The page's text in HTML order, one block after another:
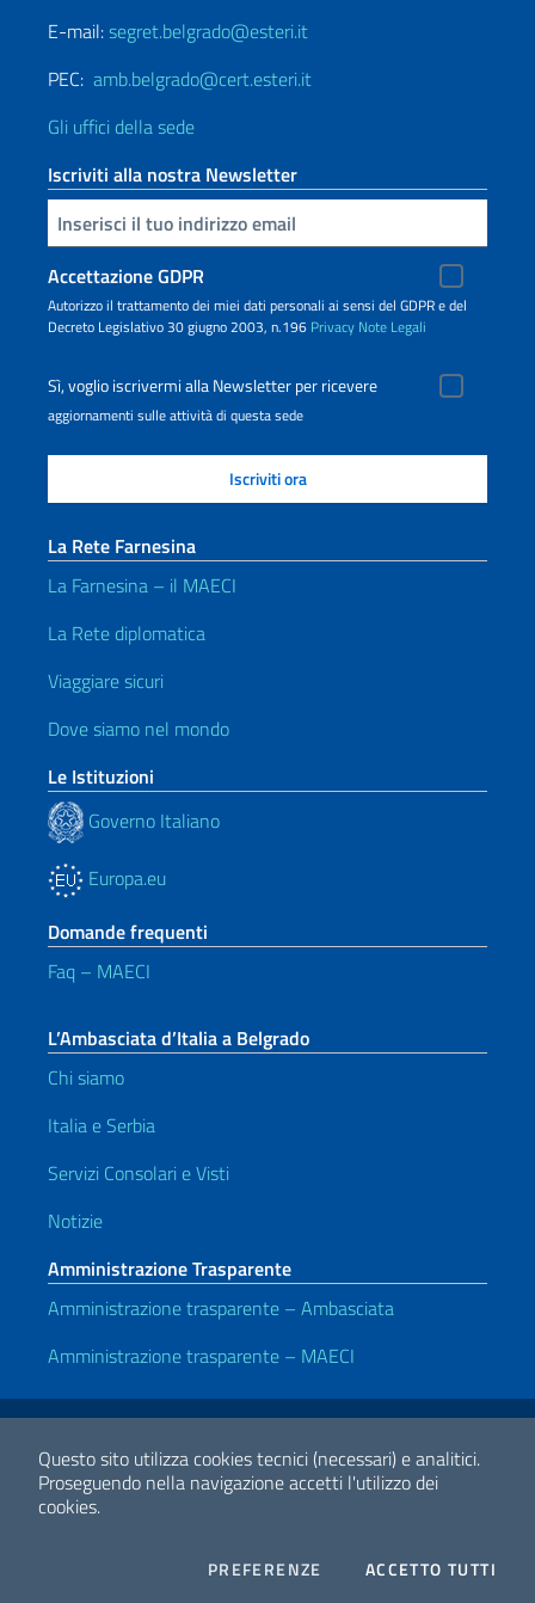
Questo sito utilizza cookies tecnici (necessari) e analitici.
Proseguendo nella navigazione accetti l'utilizzo dei
cookies.
PREFERENZE COOKIESACCETTO TUTTI
E-mail:segret.belgrado@esteri.it
PEC: amb.belgrado@cert.esteri.it
Gli uffici della sede
Iscriviti alla nostra Newsletter
Inserisci la tua email
Accettazione GDPR
Autorizzo il trattamento dei miei dati personali ai sensi del GDPR e del
Decreto Legislativo 30 giugno 2003, n.196 Privacy Note Legali
Sì, voglio iscrivermi alla Newsletter per ricevere
aggiornamenti sulle attività di questa sede
La Rete Farnesina
La Farnesina – il MAECI
La Rete diplomatica
Viaggiare sicuri
Dove siamo nel mondo
Le Istituzioni
Governo Italiano
Europa.eu
Domande frequenti
Faq – MAECI
L’Ambasciata d’Italia a Belgrado
Chi siamo
Italia e Serbia
Servizi Consolari e Visti
Notizie
Amministrazione Trasparente
Amministrazione trasparente – Ambasciata
Amministrazione trasparente – MAECI
Link Utili